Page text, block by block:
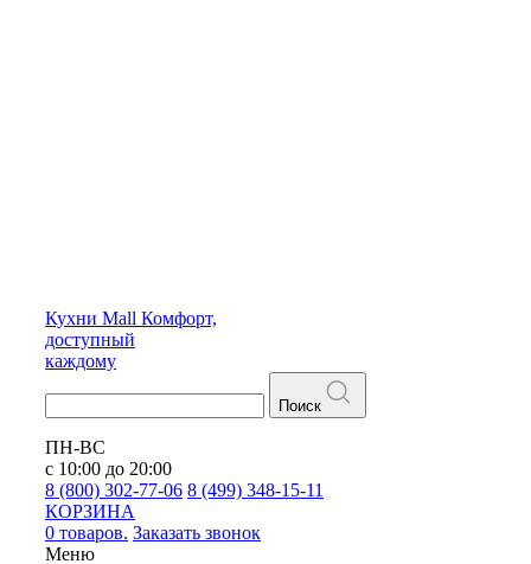
Кухни Mall Комфорт,
доступный
каждому
Поиск
ПН-ВС
с 10:00 до 20:00
8 (800) 302-77-06 8 (499) 348-15-11
КОРЗИНА
0 товаров. Заказать звонок
Меню